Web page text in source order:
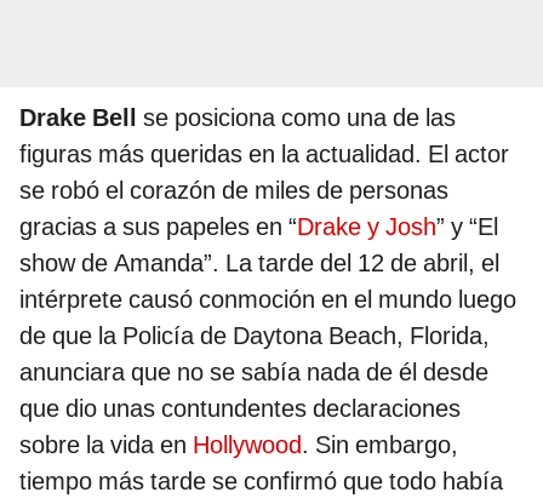
Drake Bell se posiciona como una de las
figuras más queridas en la actualidad. El actor
se robó el corazón de miles de personas
gracias a sus papeles en “Drake y Josh” y “El
show de Amanda”. La tarde del 12 de abril, el
intérprete causó conmoción en el mundo luego
de que la Policía de Daytona Beach, Florida,
anunciara que no se sabía nada de él desde
que dio unas contundentes declaraciones
sobre la vida en Hollywood. Sin embargo,
tiempo más tarde se confirmó que todo había